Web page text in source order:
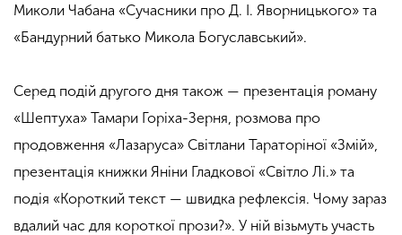
Миколи Чабана «Сучасники про Д. І. Яворницького» та
«Бандурний батько Микола Богуславський».
Серед подій другого дня також — презентація роману
«Шептуха» Тамари Горіха-Зерня, розмова про
продовження «Лазаруса» Світлани Тараторіної «Змій»,
презентація книжки Яніни Гладкової «Світло Лі.» та
подія «Короткий текст — швидка рефлексія. Чому зараз
вдалий час для короткої прози?». У ній візьмуть участь